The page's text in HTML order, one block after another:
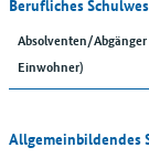
Absolventen/
Einwohner)
Allgemeinbildendes